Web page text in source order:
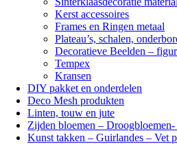
Kerst accessoires
Frames en Ringen metaal
Plateau’s, schalen,
Decoratieve Beelden –
Tempex
Kransen
DIY pakket en onderdelen
Deco Mesh produkten
Linten, touw en jute
Zijden bloemen –
Kunst takken – Guirlandes – Vet